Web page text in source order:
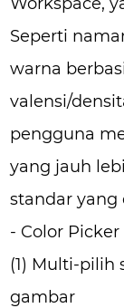
Seperti
warna
valensi/
pengguna
yang jauh
standar yang
- Color
(1) Multi-pilih
gambar